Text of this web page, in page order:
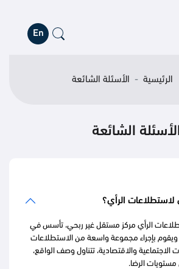
En
الرئيسية الأسئلة الشائعة
الشائعة
لاستطلاعات الرأي؟
الرأي مركز مستقل غير ربحي، تأسس في
ويقوم بإجراء مجموعة واسعة من الاستطلاعات
الاجتماعية والاقتصادية، تتناول وصف الواقع،
مستويات الرضا.